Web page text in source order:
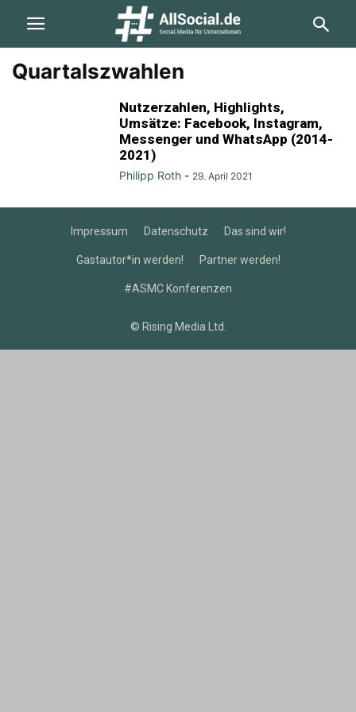
Quartalszwahlen
Nutzerzahlen, Highlights,
Umsätze: Facebook, Instagram,
Messenger und WhatsApp (2014-
2021)
Philipp Roth - 29. April 2021
Impressum Datenschutz Das sind wir!
Gastautor*in werden! Partner werden!
#ASMC Konferenzen
© Rising Media Ltd.